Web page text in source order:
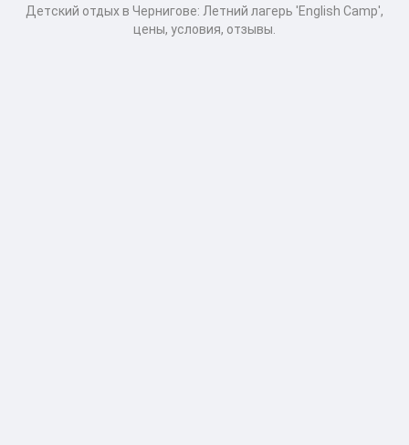
Детcкий отдых в Чернигове: Летний лагерь 'English Camp',
цены, условия, отзывы.